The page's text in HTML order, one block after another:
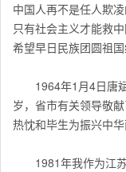
中国人再不是任人欺
只有社会主义才能救
希望早日民族团圆祖国
1964年1月4日唐斌
岁，省市有关领导敬
热忱和毕生为振兴中
1981年我作为江苏